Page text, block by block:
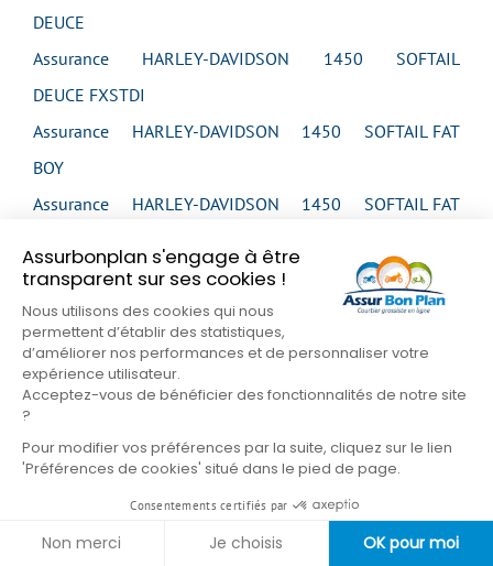
Assurbonplan s'engage à être
transparent sur ses cookies !
Nous utilisons des cookies qui nous
permettent d’établir des statistiques,
d’améliorer nos performances et de personnaliser votre
expérience utilisateur.
Acceptez-vous de bénéficier des fonctionnalités de notre site
?
Pour modifier vos préférences par la suite, cliquez sur le lien
'Préférences de cookies' situé dans le pied de page.
Consentements certifiés par
Non merci Je choisis OK pour moi
DEUCE
Assurance HARLEY-DAVIDSON 1450 SOFTAIL
DEUCE FXSTDI
Assurance HARLEY-DAVIDSON 1450 SOFTAIL FAT
BOY
Assurance HARLEY-DAVIDSON 1450 SOFTAIL FAT
Assurance HARLEY-DAVIDSON 1450 SOFTAIL FAT
BOY
Assurance HARLEY-DAVIDSON 1450 SOFTAIL FAT
BOY
BOY
Assurance HARLEY-DAVIDSON 1450 SOFTAIL FAT
BOY FLSTFI